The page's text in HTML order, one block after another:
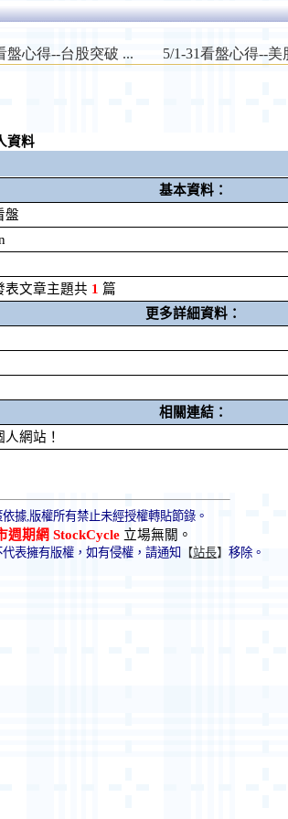
資料
基本資料：
盤
表文章主題共 1 篇
更多詳細資料：
相關連結：
人網站！
據,版權所有禁止未經授權轉貼節錄。
週期網 StockCycle 立場無關。
表擁有版權，如有侵權，請通知 【站長】 移除。